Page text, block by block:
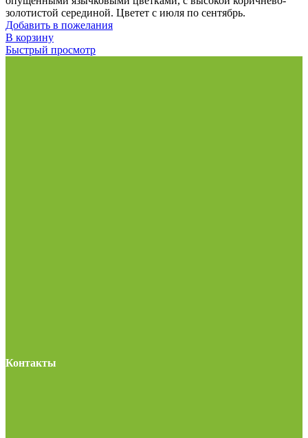
золотистой серединой. Цветет с июля по сентябрь.
Добавить в пожелания
В корзину
Быстрый просмотр
Контакты